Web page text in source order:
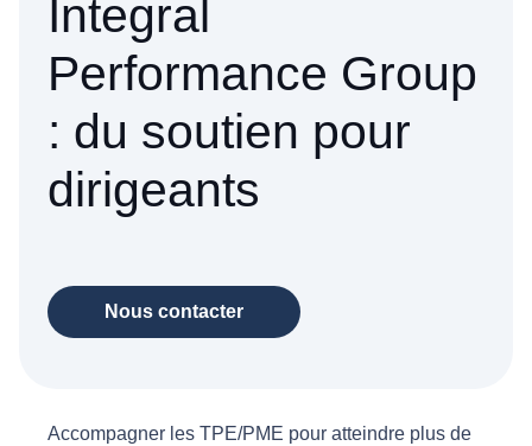
Integral
Performance Group
: du soutien pour
dirigeants
Nous contacter
Accompagner les TPE/PME pour atteindre plus de